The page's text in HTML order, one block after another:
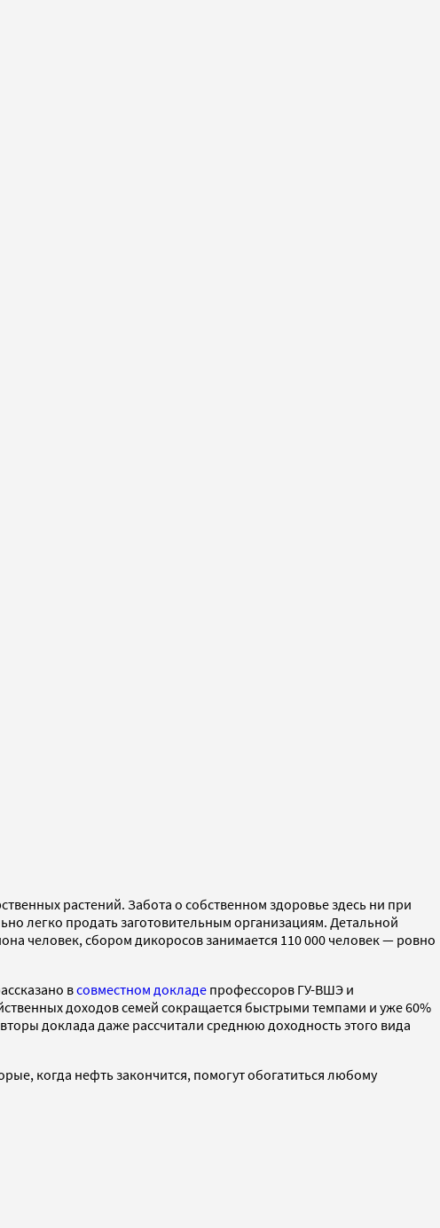
растений. Забота о собственном здоровье здесь ни при
легко продать заготовительным организациям. Детальной
человек, сбором дикоросов занимается 110 000 человек — ровно
всовместном докладе профессоров ГУ-ВШЭ и
доходов семей сокращается быстрыми темпами и уже 60%
доклада даже рассчитали среднюю доходность этого вида
когда нефть закончится, помогут обогатиться любому